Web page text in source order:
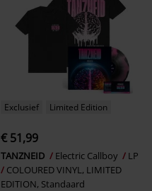
Exclusief Limited Edition
€ 51,99
TANZNEID Electric Callboy
LP
COLOURED VINYL, LIMITED
EDITION, Standaard